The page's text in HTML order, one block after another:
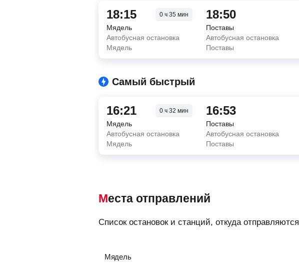
18:15 0ч35мин
Мядель
Автобусная остановка
Мядель
18:50
Поставы
Автобусная остановка
Поставы
Самый быстрый
16:21 0ч32 мин
Мядель
Автобусная остановка
Мядель
16:53
Поставы
Автобусная остановка
Поставы
Места отправлений
Список остановок и станций, откуда
Мядель